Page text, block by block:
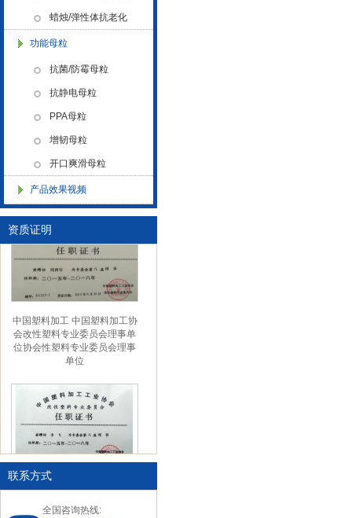
蜡烛/弹性体抗老化
功能母粒
抗菌/防霉母粒
抗静电母粒
PPA母粒
增韧母粒
开口爽滑母粒
产品效果视频
资质证明
金微纳米新材料 杭州）公司营
业执照
金微纳米（杭州）有限公司搬
新址
中国塑料加工 中国塑料加工协
会改性塑料专业委员会理事单
位协会性塑料专业委员会理事
单位
中国塑料加工工业协会理事
联系方式
全国咨询热线: